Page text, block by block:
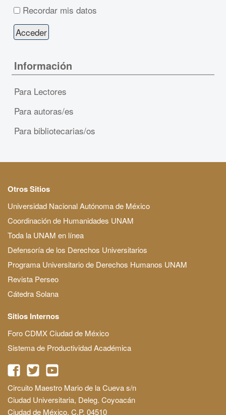
Recordar mis datos
Información
Para Lectores
Para autoras/es
Para bibliotecarias/os
Otros Sitios
Universidad Nacional Autónoma de México
Coordinación de Humanidades UNAM
Toda la UNAM en línea
Defensoría de los Derechos Universitarios
Programa Universitario de Derechos Humanos UNAM
Revista Perseo
Cátedra Solana
Sitios Internos
Foro CDMX Ciudad de México
Sistema de Productividad Académica
Circuito Maestro Mario de la Cueva s/n
Ciudad Universitaria, Deleg. Coyoacán
Ciudad de México, C.P. 04510